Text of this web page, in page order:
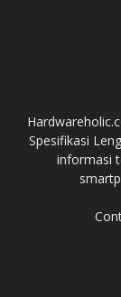
Spesifikasi
informasi